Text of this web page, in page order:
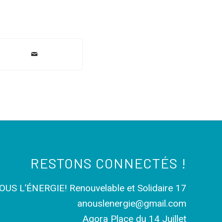
RESTONS CONNECTÉS !
L’ÉNERGIE! Renouvelable et Solidaire 17
anouslenergie@gmail.com
Agora Place du 14 Juillet